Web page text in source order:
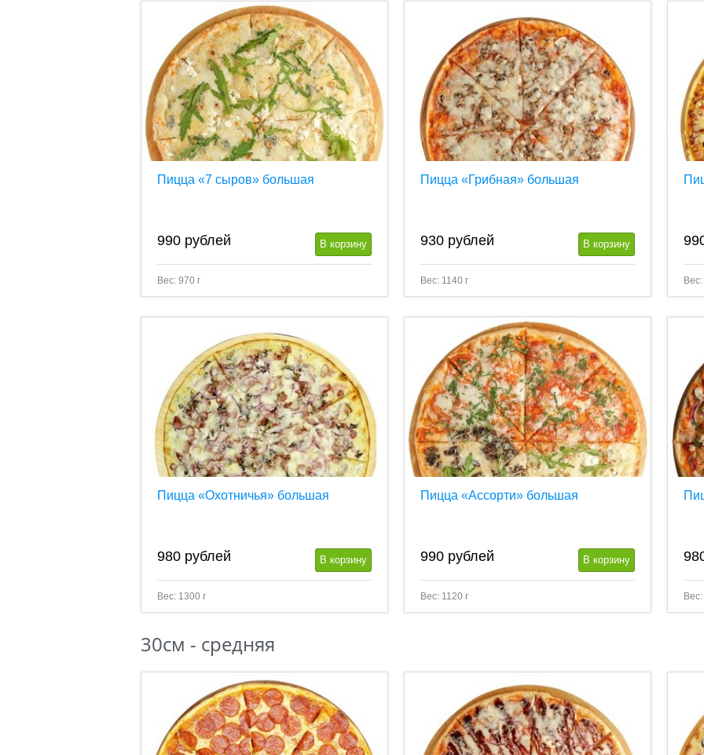
Пицца «7 сыров» большая
990 рублей В корзину
Вес: 970 г
Пицца «Грибная» большая
930 рублей В корзину
Вес: 1140 г
Пицца «Охотничья» большая
980 рублей В корзину
Вес: 1300 г
Пицца «Ассорти» большая
990 рублей В корзину
Вес: 1120 г
30см - средняя